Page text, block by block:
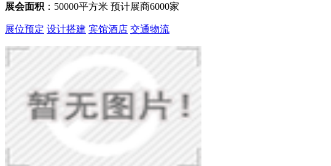
展会面积 ：50000平方米 预计展商6000家
展位预定 设计搭建 宾馆酒店 交通物流